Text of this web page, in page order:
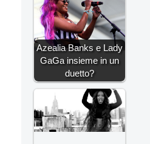
Azealia Banks e Lady
GaGa insieme in un
duetto?